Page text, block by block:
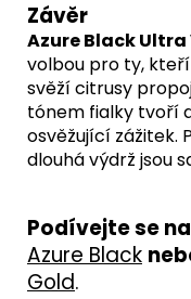
Závěr
Azure Black
volbou pro ty,
svěží citrusy
tónem fialky tvoří
osvěžující zážitek.
dlouhá výdrž jsou
Podívejte se na
Azure Black
Gold.